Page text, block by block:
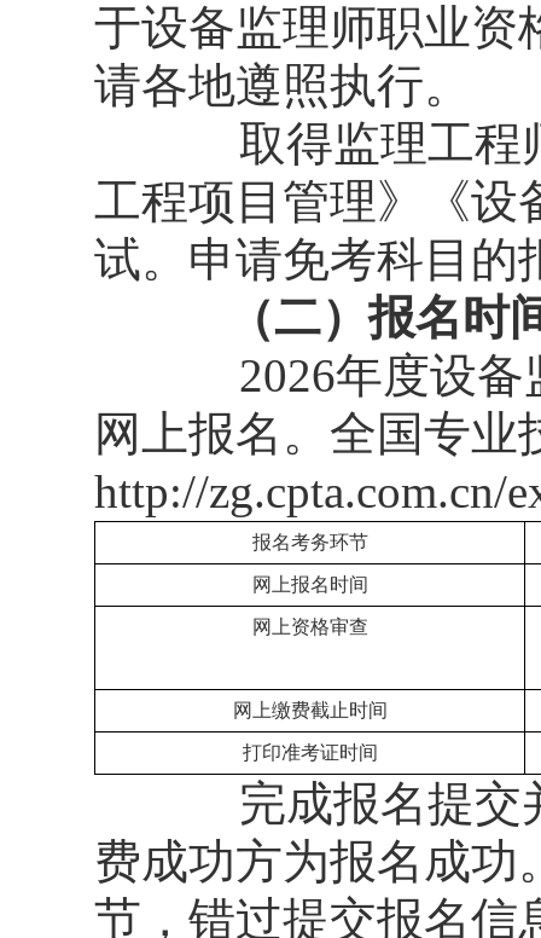
于设备监理师职业资
请各地遵照执行。
取得监理工程
工程项目管理》《设
试。申请免考科目的
（二）报名时
2026年度设
网上报名。全国专
http://zg.cpta.com.cn/
报名考务环节
网上报名时间
网上资格审查
网上缴费截止时间
打印准考证时间
完成报名提交
费成功方为报名成功
节，错过提交报名信